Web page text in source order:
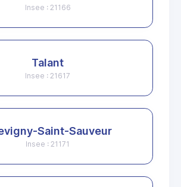
Insee : 21166
Talant
Insee : 21617
Saint-Sauveur
Insee : 21171